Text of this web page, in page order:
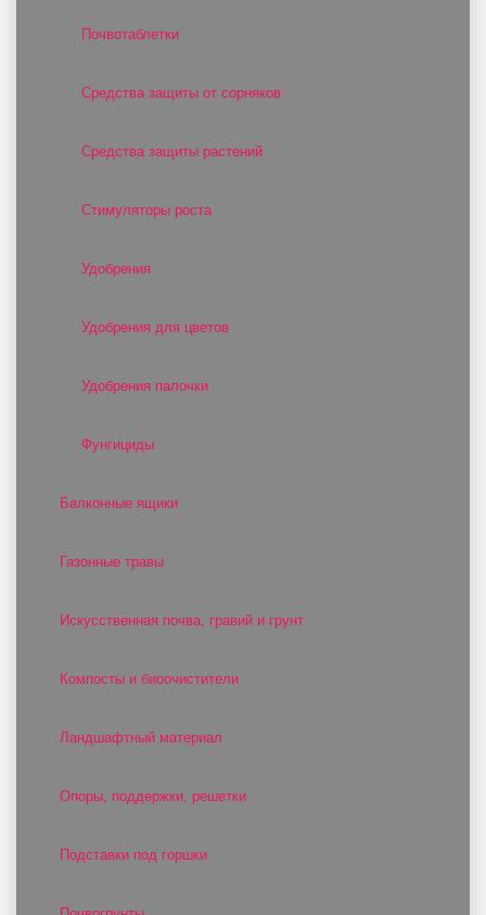
Почвотаблетки
Средства защиты от сорняков
Средства защиты растений
Стимуляторы роста
Удобрения
Удобрения для цветов
Удобрения палочки
Фунгициды
Балконные ящики
Газонные травы
Искусственная почва, гравий и грунт
Компосты и биоочистители
Ландшафтный материал
Опоры, поддержки, решетки
Подставки под горшки